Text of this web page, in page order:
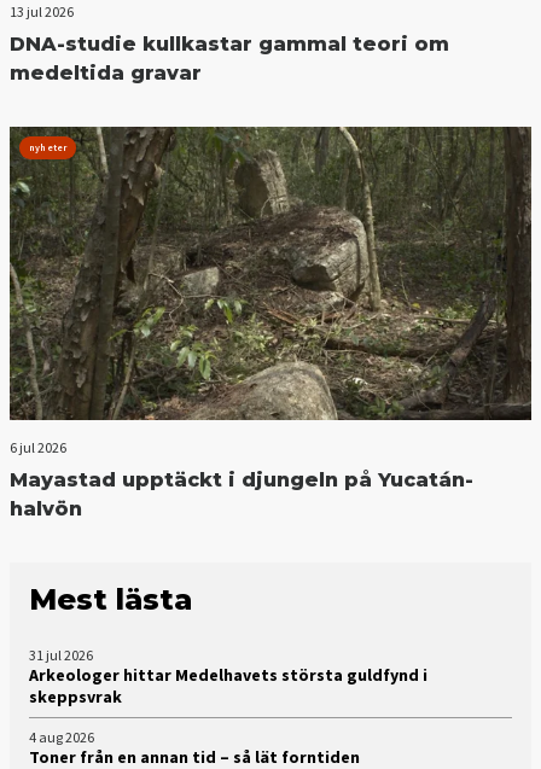
13 jul 2026
DNA-studie kullkastar gammal teori om
medeltida gravar
nyheter
6 jul 2026
Mayastad upptäckt i djungeln på Yucatán-
halvön
Mest lästa
31 jul 2026
Arkeologer hittar Medelhavets största guldfynd i
skeppsvrak
4 aug 2026
Toner från en annan tid – så lät forntiden